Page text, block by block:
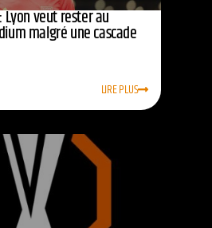
Lyon veut rester au
malgré une cascade
LIRE PLUS